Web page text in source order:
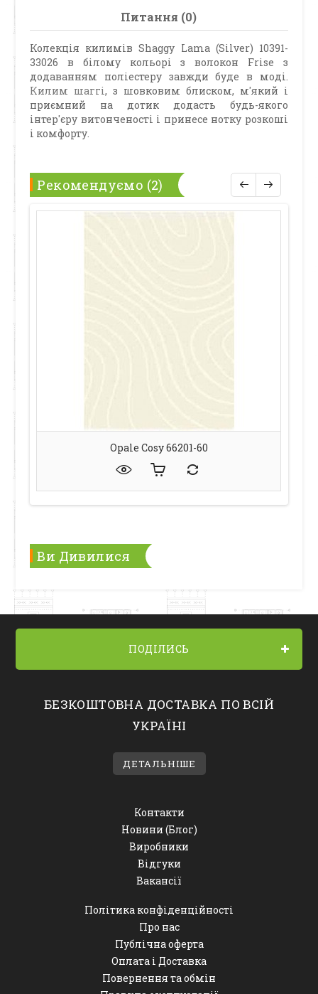
Питання (0)
Колекція килимів Shaggy Lama (Silver) 10391-
33026 в білому кольорі з волокон Frise з
додаванням поліестеру завжди буде в моді.
Килим шаггі, з шовковим блиском, м'який і
приємний на дотик додасть будь-якого
інтер'єру витонченості і принесе нотку розкоші
і комфорту.
Рекомендуємо (2)
Opale Cosy 66201-60
Ви Дивилися
ПОДІЛИСЬ
БЕЗКОШТОВНА ДОСТАВКА ПО ВСІЙ
УКРАЇНІ
ДЕТАЛЬНІШЕ
Контакти
Новини (Блог)
Виробники
Відгуки
Вакансії
Політика конфіденційності
Про нас
Публічна оферта
Оплата і Доставка
Повернення та обмін